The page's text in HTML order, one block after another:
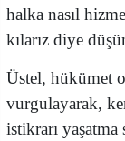
halka nasıl
kılarız diye
Üstel, hükümet
vurgulayarak,
istikrarı